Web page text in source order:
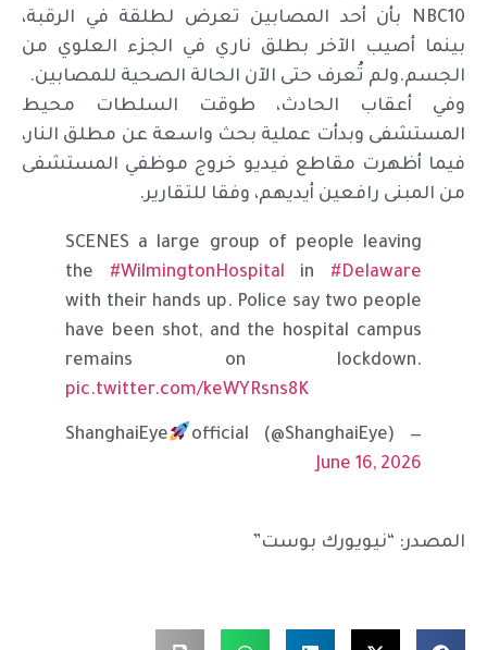
NBC10 بأن أحد المصابين تعرض لطلقة في الرقبة،
بينما أصيب الآخر بطلق ناري في الجزء العلوي من
الجسم.ولم تُعرف حتى الآن الحالة الصحية للمصابين.
وفي أعقاب الحادث، طوقت السلطات محيط
المستشفى وبدأت عملية بحث واسعة عن مطلق النار،
فيما أظهرت مقاطع فيديو خروج موظفي المستشفى
من المبنى رافعين أيديهم، وفقا للتقارير.
SCENES a large group of people leaving
the #WilmingtonHospital in #Delaware
with their hands up. Police say two people
have been shot, and the hospital campus
remains on lockdown.
pic.twitter.com/keWYRsns8K
— ShanghaiEye
official (@ShanghaiEye)
June 16, 2026
المصدر: “نيويورك بوست”